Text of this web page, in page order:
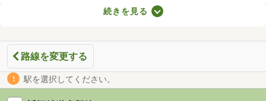
認したうえで、内見を申し込むことがおすすめです。店舗の家賃
しょう。
続きを見る
路線を変更する
駅を選択してください。